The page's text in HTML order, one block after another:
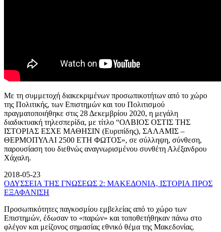
Με τη συμμετοχή διακεκριμένων προσωπικοτήτων από το χώρο
της Πολιτικής, των Επιστημών και του Πολιτισμού
πραγματοποιήθηκε στις 28 Δεκεμβρίου 2020, η μεγάλη
διαδικτυακή τηλεσπερίδα, με τίτλο “ΟΛΒΙΟΣ ΟΣΤΙΣ ΤΗΣ
ΙΣΤΟΡΙΑΣ ΕΣΧΕ ΜΑΘΗΣΙΝ (Ευριπίδης), ΣΑΛΑΜΙΣ –
ΘΕΡΜΟΠΥΛΑΙ 2500 ΕΤΗ ΦΩΤΟΣ», σε σύλληψη, σύνθεση,
παρουσίαση του διεθνώς αναγνωρισμένου συνθέτη Αλέξανδρου
Χάχαλη.
2018-05-23
ΟΔΥΣΣΕΙΑ ΤΗΣ ΓΝΩΣΕΩΣ 2: ΜΑΚΕΔΟΝΙΑ, ΙΣΤΟΡΙΑ ΠΡΟΣ
ΕΞΑΦΑΝΙΣΗ
Προσωπικότητες παγκοσμίου εμβελείας από το χώρο των
Επιστημών, έδωσαν το «παρών» και τοποθετήθηκαν πάνω στο
φλέγον και μείζονος σημασίας εθνικό θέμα της Μακεδονίας.